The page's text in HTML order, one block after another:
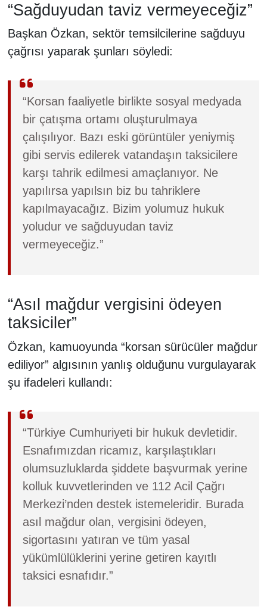
“Sağduyudan taviz vermeyeceğiz”
Başkan Özkan, sektör temsilcilerine sağduyu
çağrısı yaparak şunları söyledi:
“Korsan faaliyetle birlikte sosyal medyada
bir çatışma ortamı oluşturulmaya
çalışılıyor. Bazı eski görüntüler yeniymiş
gibi servis edilerek vatandaşın taksicilere
karşı tahrik edilmesi amaçlanıyor. Ne
yapılırsa yapılsın biz bu tahriklere
kapılmayacağız. Bizim yolumuz hukuk
yoludur ve sağduyudan taviz
vermeyeceğiz.”
“Asıl mağdur vergisini ödeyen
taksiciler”
Özkan, kamuoyunda “korsan sürücüler mağdur
ediliyor” algısının yanlış olduğunu vurgulayarak
şu ifadeleri kullandı:
“Türkiye Cumhuriyeti bir hukuk devletidir.
Esnafımızdan ricamız, karşılaştıkları
olumsuzluklarda şiddete başvurmak yerine
kolluk kuvvetlerinden ve 112 Acil Çağrı
Merkezi’nden destek istemeleridir. Burada
asıl mağdur olan, vergisini ödeyen,
sigortasını yatıran ve tüm yasal
yükümlülüklerini yerine getiren kayıtlı
taksici esnafıdır.”